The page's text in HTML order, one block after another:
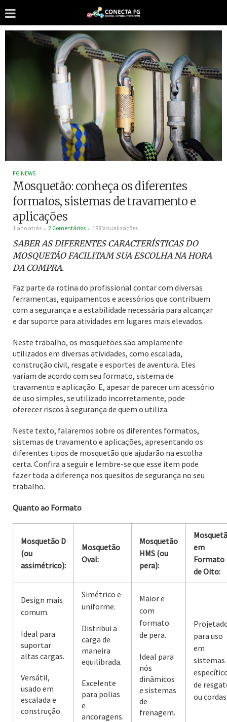
FG NEWS
Mosquetão: conheça os diferentes
formatos, sistemas de travamento e
aplicações
1 ano atrás 2 Comentários 198 Visualizações
SABER AS DIFERENTES CARACTERÍSTICAS DO
MOSQUETÃO FACILITAM SUA ESCOLHA NA HORA
DA COMPRA.
Faz parte da rotina do profissional contar com diversas
ferramentas, equipamentos e acessórios que contribuem
com a segurança e a estabilidade necessária para alcançar
e dar suporte para atividades em lugares mais elevados.
Neste trabalho, os mosquetões são amplamente
utilizados em diversas atividades, como escalada,
construção civil, resgate e esportes de aventura. Eles
variam de acordo com seu formato, sistema de
travamento e aplicação. E, apesar de parecer um acessório
de uso simples, se utilizado incorretamente, pode
oferecer riscos à segurança de quem o utiliza.
Neste texto, falaremos sobre os diferentes formatos,
sistemas de travamento e aplicações, apresentando os
diferentes tipos de mosquetão que ajudarão na escolha
certa. Confira a seguir e lembre-se que esse item pode
fazer toda a diferença nos quesitos de segurança no seu
trabalho.
Quanto ao Formato
Mosquetão D
(ou
assimétrico):
Mosquetão
Oval:
Mosquetão
HMS (ou
pera):
em
Formato
de Oito:
Design mais
comum.
Ideal para
suportar
altas cargas.
Versátil,
usado em
escalada e
construção.
Simétrico e
uniforme.
Distribui a
carga de
maneira
equilibrada.
Excelente
para polias
e
ancoragens.
Maior e
com
formato
de pera.
Ideal para
nós
dinâmicos
e sistemas
de
frenagem.
para uso
em
sistemas
de
ou